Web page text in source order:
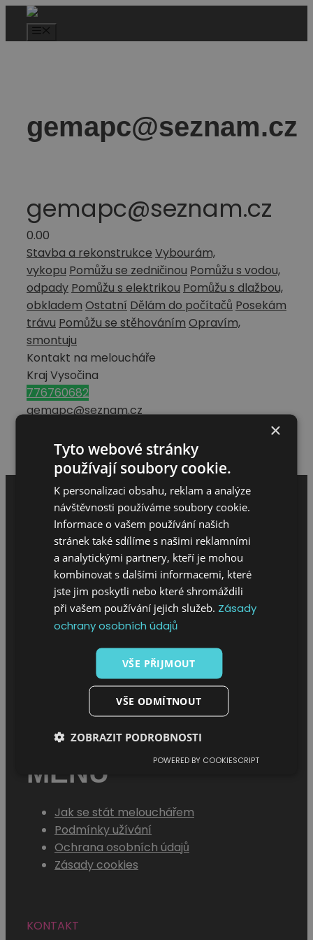
gemapc@seznam.cz
gemapc@seznam.cz
0.00
Stavba a rekonstrukce Vybourám,
vykopu Pomůžu se zedničinou Pomůžu s vodou,
odpady Pomůžu s elektrikou Pomůžu s dlažbou,
obkladem Ostatní Dělám do počítačů Posekám
trávu Pomůžu se stěhováním Opravím,
smontuju
Kontakt na meloucháře
Kraj Vysočina
776760682
gemapc@seznam.cz
Napsat hodnocení
MENU
O projektu
Sháním melouch
MENU
Jak se stát melouchářem
Podmínky užívání
Ochrana osobních údajů
Zásady cookies
KONTAKT
×
Tyto webové stránky
používají soubory cookie.
K personalizaci obsahu, reklam a analýze
návštěvnosti používáme soubory cookie.
Informace o vašem používání našich
stránek také sdílíme s našimi reklamními
a analytickými partnery, kteří je mohou
kombinovat s dalšími informacemi, které
jste jim poskytli nebo které shromáždili
při vašem používání jejich služeb. Zásady
ochrany osobních údajů
VŠE PŘIJMOUT
VŠE ODMÍTNOUT
ZOBRAZIT PODROBNOSTI
POWERED BY COOKIESCRIPT